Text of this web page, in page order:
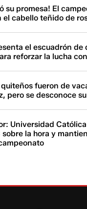
su promesa! El
el cabello teñido de
el escuadrón de
reforzar la lucha
fueron de
pero se desconoce
Universidad
la hora y